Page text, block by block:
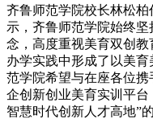
齐鲁师范学院校长林松
示，齐鲁师范学院始终
念，高度重视美育双创
办学实践中形成了以美
范学院希望与在座各位
企创新创业美育实训平
智慧时代创新人才高地”